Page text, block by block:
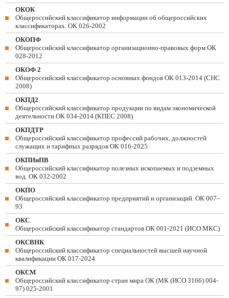
ОКОК
Общероссийский классификатор информации об общероссийских
классификаторах. ОК 026-2002
ОКОПФ
Общероссийский классификатор организационно-правовых форм ОК
028-2012
ОКОФ 2
Общероссийский классификатор основных фондов ОК 013-2014 (СНС
2008)
ОКПД2
Общероссийский классификатор продукции по видам экономической
деятельности ОК 034-2014 (КПЕС 2008)
ОКПДТР
Общероссийский классификатор профессий рабочих, должностей
служащих и тарифных разрядов ОК 016-2025
ОКПИиПВ
Общероссийский классификатор полезных ископаемых и подземных
вод. ОК 032-2002
ОКПО
Общероссийский классификатор предприятий и организаций. ОК 007–
93
ОКС
Общероссийский классификатор стандартов ОК 001-2021 (ИСО МКС)
ОКСВНК
Общероссийский классификатор специальностей высшей научной
квалификации ОК 017-2024
ОКСМ
Общероссийский классификатор стран мира ОК (МК (ИСО 3166) 004-
97) 025-2001